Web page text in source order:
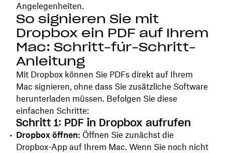
Angelegenheiten.
So signieren Sie mit
Dropbox ein PDF auf Ihrem
Mac: Schritt-für-Schritt-
Anleitung
Mit Dropbox können Sie PDFs direkt auf Ihrem
Mac signieren, ohne dass Sie zusätzliche Software
herunterladen müssen. Befolgen Sie diese
einfachen Schritte:
Schritt 1: PDF in Dropbox aufrufen
Dropbox öffnen: Öffnen Sie zunächst die
Dropbox-App auf Ihrem Mac. Wenn Sie noch nicht